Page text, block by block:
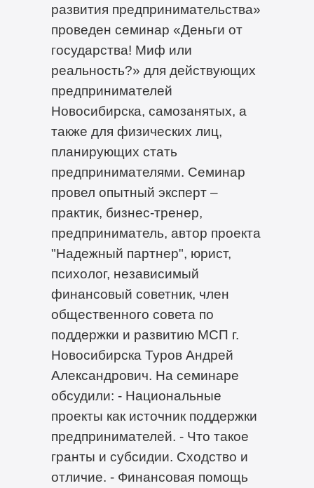
развития предпринимательства»
проведен семинар «Деньги от
государства! Миф или
реальность?» для действующих
предпринимателей
Новосибирска, самозанятых, а
также для физических лиц,
планирующих стать
предпринимателями. Семинар
провел опытный эксперт –
практик, бизнес-тренер,
предприниматель, автор проекта
"Надежный партнер", юрист,
психолог, независимый
финансовый советник, член
общественного совета по
поддержки и развитию МСП г.
Новосибирска Туров Андрей
Александрович. На семинаре
обсудили: - Национальные
проекты как источник поддержки
предпринимателей. - Что такое
гранты и субсидии. Сходство и
отличие. - Финансовая помощь